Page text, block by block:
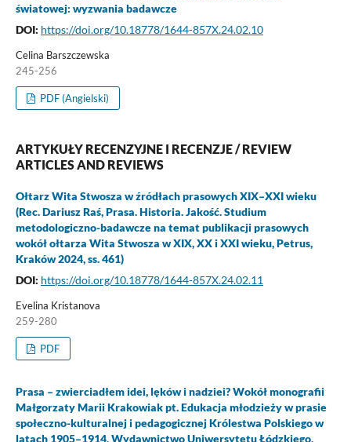
światowej: wyzwania badawcze
DOI: https://doi.org/10.18778/1644-857X.24.02.10
Celina Barszczewska
245-256
PDF (Angielski)
ARTYKUŁY RECENZYJNE I RECENZJE / REVIEW
ARTICLES AND REVIEWS
Ołtarz Wita Stwosza w źródłach prasowych XIX–XXI wieku
(Rec. Dariusz Raś, Prasa. Historia. Jakość. Studium
metodologiczno-badawcze na temat publikacji prasowych
wokół ołtarza Wita Stwosza w XIX, XX i XXI wieku, Petrus,
Kraków 2024, ss. 461)
DOI: https://doi.org/10.18778/1644-857X.24.02.11
Evelina Kristanova
259-280
PDF
Prasa – zwierciadłem idei, lęków i nadziei? Wokół monografii
Małgorzaty Marii Krakowiak pt. Edukacja młodzieży w prasie
społeczno-kulturalnej i pedagogicznej Królestwa Polskiego w
latach 1905–1914, Wydawnictwo Uniwersytetu Łódzkiego,